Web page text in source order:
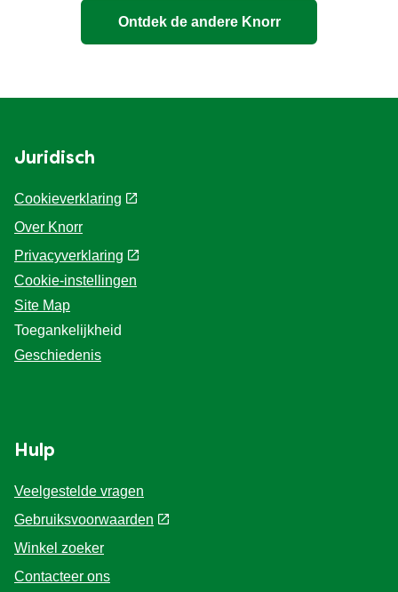
Ontdek de andere Knorr
Juridisch
Cookieverklaring
Over Knorr
Privacyverklaring
Cookie-instellingen
Site Map
Toegankelijkheid
Geschiedenis
Hulp
Veelgestelde vragen
Gebruiksvoorwaarden
Winkel zoeker
Contacteer ons